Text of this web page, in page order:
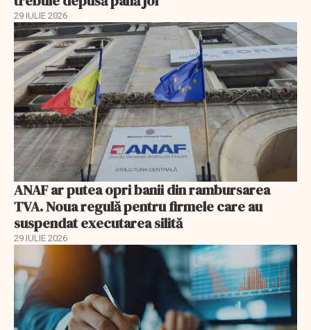
29 IULIE 2026
ANAF ar putea opri banii din rambursarea
TVA. Noua regulă pentru firmele care au
suspendat executarea silită
29 IULIE 2026